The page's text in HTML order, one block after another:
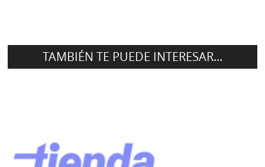
TAMBIÉN TE PUEDE INTERESAR...